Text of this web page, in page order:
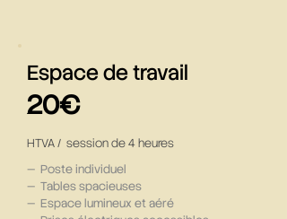
Espace de travail
20€
HTVA / session de 4 heures
— Poste individuel
— Tables spacieuses
— Espace lumineux et aéré